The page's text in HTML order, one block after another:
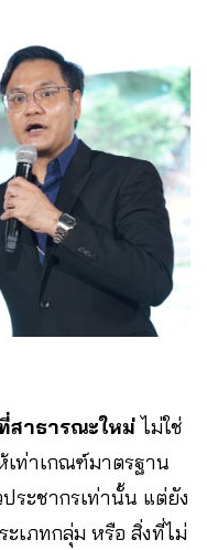
สาธารณะใหม่ ไม่ใช่
เท่าเกณฑ์มาตรฐาน
ระชากรเท่านั้น แต่ยัง
เภทกลุ่ม หรือ สิ่งที่ไม่